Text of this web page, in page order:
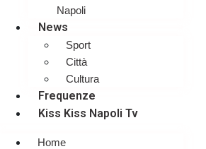
Napoli
News
Sport
Città
Cultura
Frequenze
Kiss Kiss Napoli Tv
Home